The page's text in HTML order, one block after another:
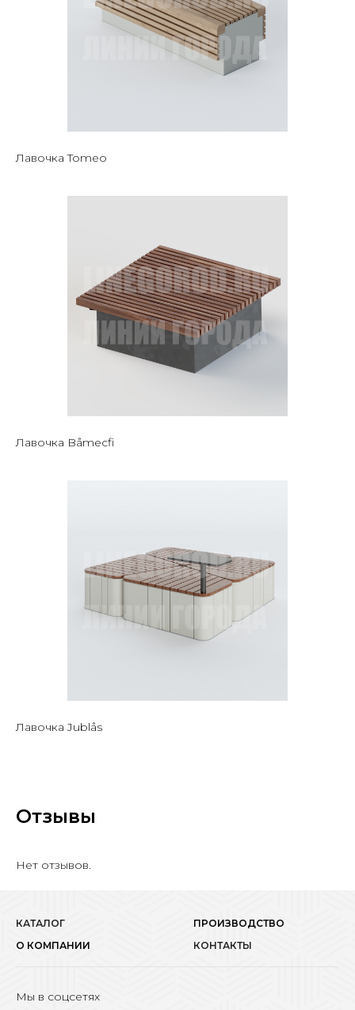
Лавочка Tomeo
Лавочка Båmecfi
Лавочка Jublås
Отзывы
Нет отзывов.
КАТАЛОГ
ПРОИЗВОДСТВО
О КОМПАНИИ
КОНТАКТЫ
Мы в соцсетях